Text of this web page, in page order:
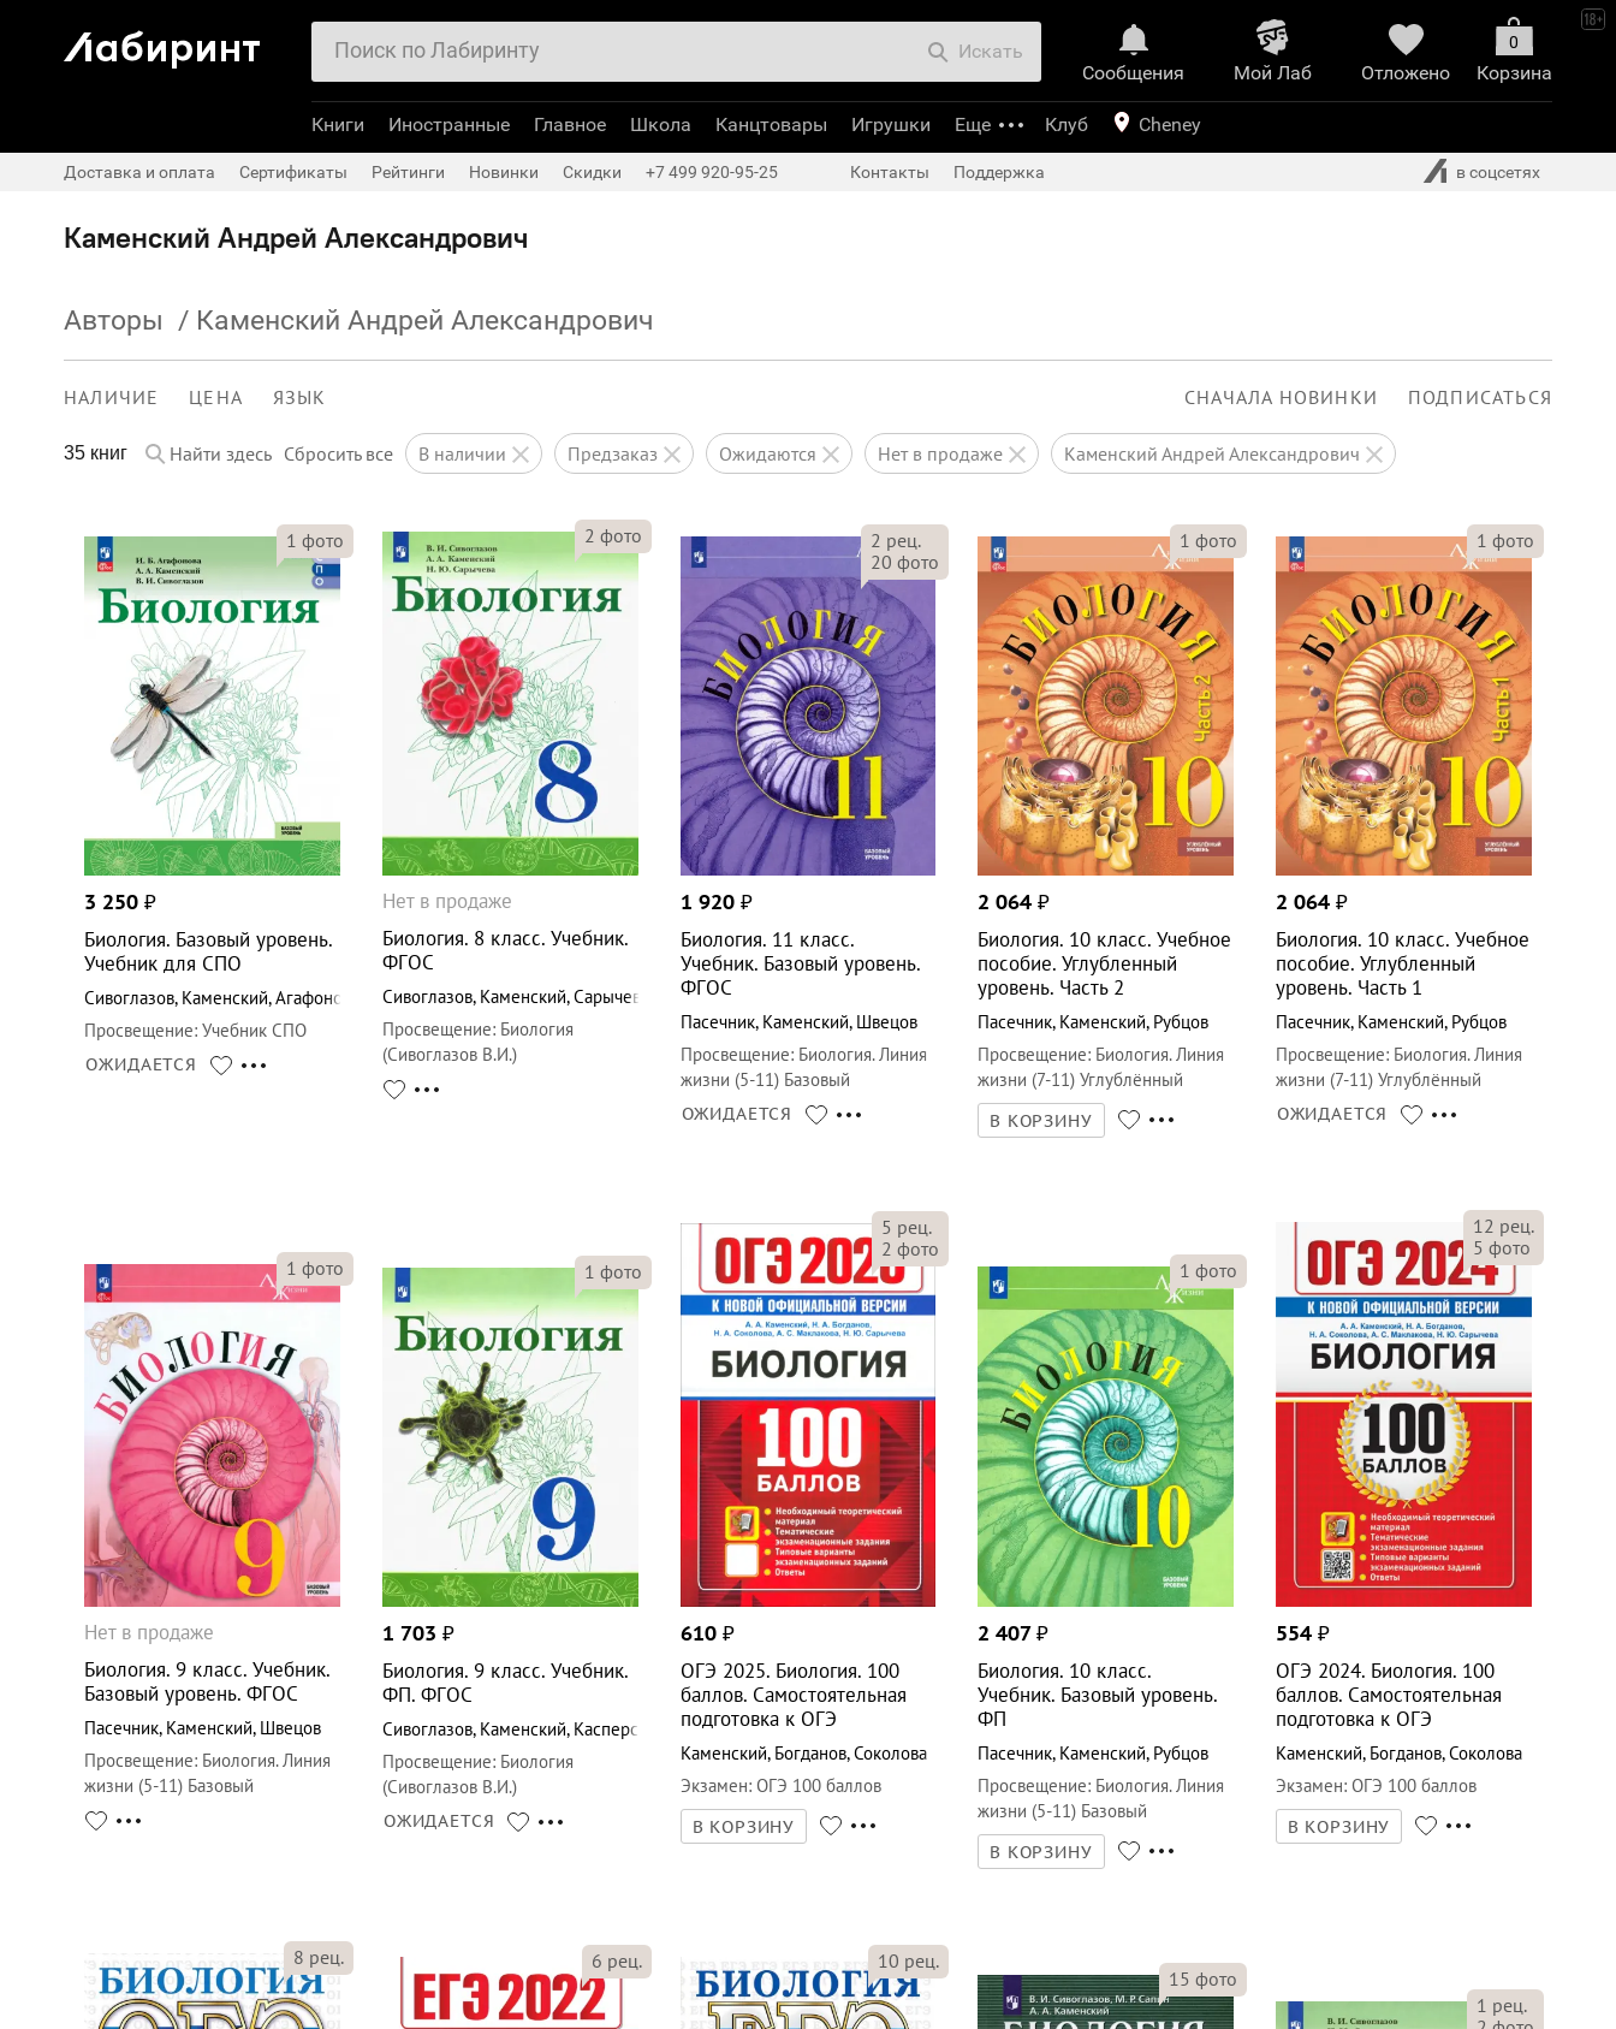
Каменский Андрей Александрович
Авторы / Каменский Андрей Александрович
НАЛИЧИЕ ЦЕНА ЯЗЫК СНАЧАЛА НОВИНКИ ПОДПИСАТЬСЯ
35 книг Найти здесь Сбросить все в наличии предзаказ ожидаются нет в продаже Каменский Андрей Александрович
1 фото
3 250₽
Биология. Базовый уровень.
Учебник для СПО
Сивоглазов, Каменский,Агафонова
Просвещение:Учебник СПО
ОЖИДАЕТСЯ
2 фото
Нет в продаже
Биология. 8 класс. Учебник.
ФГОС
Сивоглазов, Каменский,Сарычева
Просвещение: Биология
(Сивоглазов В.И.)
2 рец.
20 фото
1 920 ₽
Биология. 11 класс.
Учебник. Базовый уровень.
ФГОС
Пасечник, Каменский, Швецов
Просвещение: Биология. Линия
жизни (5-11) Базовый
ОЖИДАЕТСЯ
1 фото
2 064 ₽
Биология. 10 класс. Учебное
пособие. Углубленный
уровень. Часть 2
Пасечник, Каменский, Рубцов
Просвещение: Биология. Линия
жизни (7-11) Углублённый
В КОРЗИНУ
1 фото
2 064 ₽
Биология. 10 класс. Учебное
пособие. Углубленный
уровень. Часть 1
Пасечник, Каменский, Рубцов
Просвещение: Биология. Линия
жизни (7-11) Углублённый
ОЖИДАЕТСЯ
1 фото
Нет в продаже
Биология. 9 класс. Учебник.
Базовый уровень. ФГОС
Пасечник, Каменский, Швецов
Просвещение: Биология. Линия
жизни (5-11) Базовый
1 фото
1 703 ₽
Биология. 9 класс. Учебник.
ФП. ФГОС
Сивоглазов, Каменский, Касперская
Просвещение: Биология
(Сивоглазов В.И.)
ОЖИДАЕТСЯ
5 рец.
2 фото
610₽
ОГЭ 2025. Биология. 100
баллов. Самостоятельная
подготовка к ОГЭ
Каменский, Богданов,Соколова
Экзамен: ОГЭ 100 баллов
В КОРЗИНУ
1 фото
2 407₽
Биология. 10 класс.
Учебник. Базовый уровень.
ФП
Пасечник, Каменский, Рубцов
Просвещение: Биология. Линия
жизни (5-11) Базовый
В КОРЗИНУ
12 рец.
5 фото
554₽
ОГЭ 2024. Биология. 100
баллов. Самостоятельная
подготовка к ОГЭ
Каменский, Богданов,Соколова
Экзамен: ОГЭ 100 баллов
В КОРЗИНУ
8 рец. 6 рец. 10 рец.
15 фото
1 рец.
Сообщения
Mой Лаб​
иринт
Отложено
0
Корзина
Искать
Книги Иностранные Главное Школа Канцтовары Игрушки Еще Клуб Cheney
Доставка и оплата Сертификаты Рейтинги Новинки Скидки +7 499 920-95-25 Контакты Поддержка в соцсетях